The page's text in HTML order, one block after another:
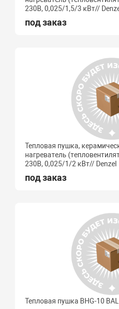
230В, 0,025/1,5/3 кВт//
под заказ
Тепловая пушка,
нагреватель
230В, 0,025/1/2 кВт// Denzel
под заказ
Тепловая пушка BHG-10